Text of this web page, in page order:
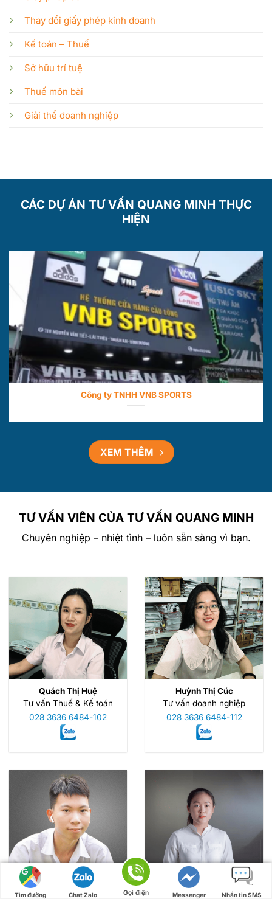
Thay đổi giấy phép kinh doanh
Kế toán – Thuế
Sở hữu trí tuệ
Thuế môn bài
Giải thể doanh nghiệp
CÁC DỰ ÁN TƯ VẤN QUANG MINH THỰC
HIỆN
Công ty TNHH VNB SPORTS
XEM THÊM
TƯ VẤN VIÊN CỦA TƯ VẤN QUANG MINH
Chuyên nghiệp – nhiệt tình – luôn sẵn sàng vì bạn.
Quách Thị Huệ
Tư vấn Thuế & Kế toán
028 3636 6484-102
Huỳnh Thị Cúc
Tư vấn doanh nghiệp
028 3636 6484-112
Nguyễn Văn Minh
Tư Vấn Pháp Lý
Văn Thi Hương
Tư vấn thuế - kế toán
Tìm đường Chat Zalo Gọi điện Messenger Nhắn tin SMS